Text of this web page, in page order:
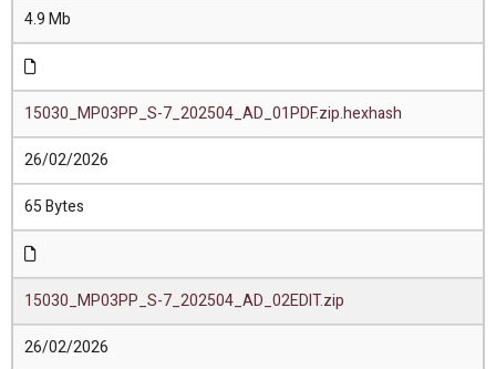
4.9 Mb
15030_MP03PP_S-7_202504_AD_01PDF.zip.hexhash
26/02/2026
65 Bytes
15030_MP03PP_S-7_202504_AD_02EDIT.zip
26/02/2026